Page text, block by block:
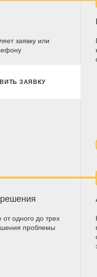
заявку или
ЗАЯВКУ
одного до трех
проблемы